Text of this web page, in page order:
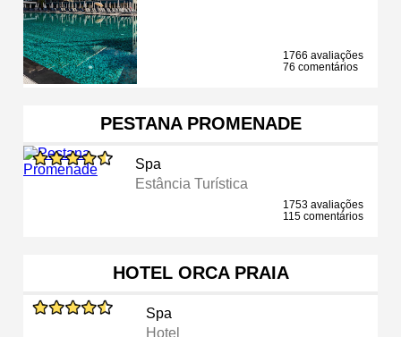
1766 avaliações
76 comentários
PESTANA PROMENADE
Spa
Estância Turística
1753 avaliações
115 comentários
HOTEL ORCA PRAIA
Spa
Hotel